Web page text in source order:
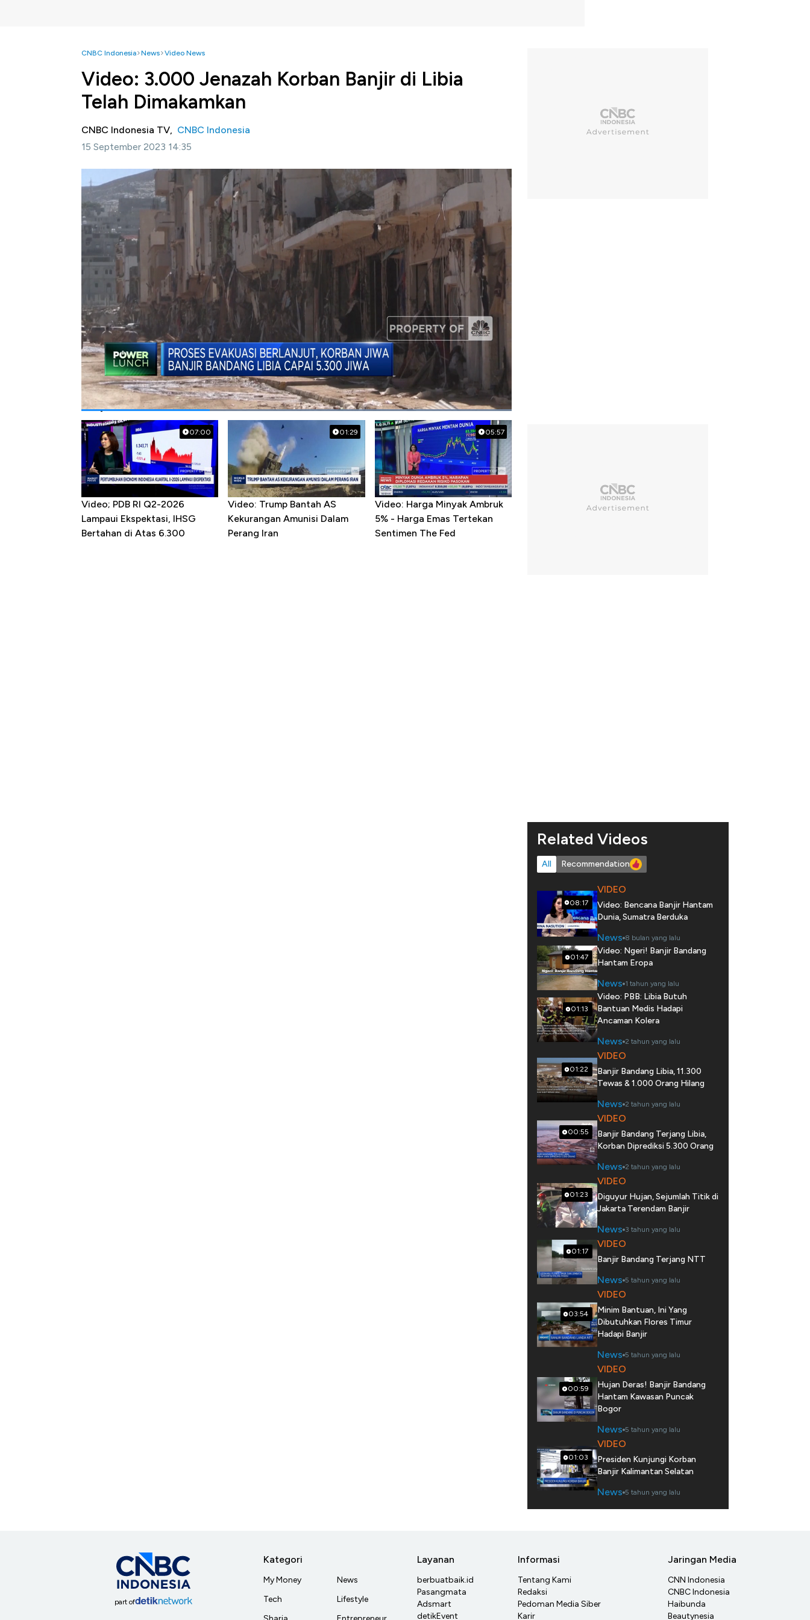
CNBC Indonesia News Video News
Video: 3.000 Jenazah Korban Banjir di Libia
Telah Dimakamkan
CNBC Indonesia TV, CNBC Indonesia
15 September 2023 14:35
Jakarta, CNBC Indonesia-Tim penyelamat internasional dan lokal, tentara Libia, bulan sabit merah
Libia, dan sukarelawan dari seluruh negeri terus mencari korban banjir bandang yang selamat di
bawah reruntuhan bangunan di pusat kota Derna, Libia.
Selengkapnya dalam program Power Lunch CNBC Indonesia (Jumat, 15/09/2023) berikut ini.
Bagikan:
#libia #banjir #banjir bandang
Popular Videos
07:00
Video; PDB RI Q2-2026
Lampaui Ekspektasi, IHSG
Bertahan di Atas 6.300
01:29
Video: Trump Bantah AS
Kekurangan Amunisi Dalam
Perang Iran
05:57
Video: Harga Minyak Ambruk
5% - Harga Emas Tertekan
Sentimen The Fed
Related Videos
All Recommendation
08:17
VIDEO
Video: Bencana Banjir Hantam
Dunia, Sumatra Berduka
News 8 bulan yang lalu
01:47
Video: Ngeri! Banjir Bandang
Hantam Eropa
News 1 tahun yang lalu
01:13
Video: PBB: Libia Butuh
Bantuan Medis Hadapi
Ancaman Kolera
News 2 tahun yang lalu
01:22
VIDEO
Banjir Bandang Libia, 11.300
Tewas & 1.000 Orang Hilang
News 2 tahun yang lalu
00:55
VIDEO
Banjir Bandang Terjang Libia,
Korban Diprediksi 5.300 Orang
News 2 tahun yang lalu
01:23
VIDEO
Diguyur Hujan, Sejumlah Titik di
Jakarta Terendam Banjir
News 3 tahun yang lalu
01:17
VIDEO
Banjir Bandang Terjang NTT
News 5 tahun yang lalu
03:54
VIDEO
Minim Bantuan, Ini Yang
Dibutuhkan Flores Timur
Hadapi Banjir
News 5 tahun yang lalu
00:59
VIDEO
Hujan Deras! Banjir Bandang
Hantam Kawasan Puncak
Bogor
News 5 tahun yang lalu
01:03
VIDEO
Presiden Kunjungi Korban
Banjir Kalimantan Selatan
News 5 tahun yang lalu
part of
Kategori
My Money
Tech
News
Lifestyle
Layanan
berbuatbaik.id
Pasangmata
Adsmart
detikEvent
Informasi
Tentang Kami
Redaksi
Pedoman Media Siber
Karir
Jaringan Media
CNN Indonesia
CNBC Indonesia
Haibunda
Beautynesia